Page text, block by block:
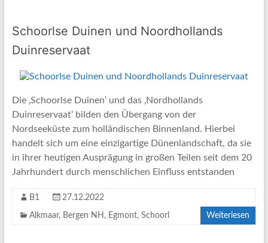
Schoorlse Duinen und Noordhollands
Duinreservaat
Die ‚Schoorlse Duinen‘ und das ‚Nordhollands
Duinreservaat‘ bilden den Übergang von der
Nordseeküste zum holländischen Binnenland. Hierbei
handelt sich um eine einzigartige Dünenlandschaft, da sie
in ihrer heutigen Ausprägung in großen Teilen seit dem 20
Jahrhundert durch menschlichen Einfluss entstanden
B1 27.12.2022
Alkmaar, Bergen NH , Egmont, Schoorl Weiterlesen